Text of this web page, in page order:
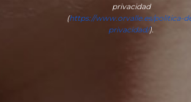
privacidad
(https://www.orvalle.es/politica-
privacidad/).